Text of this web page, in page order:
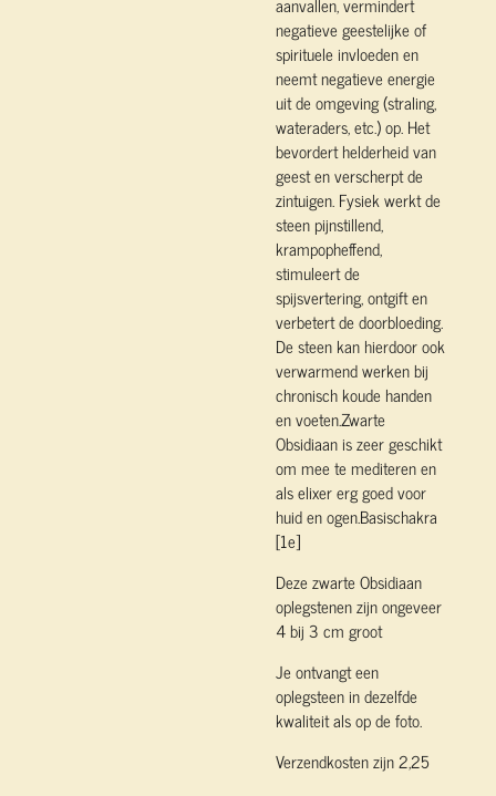
negatieve geestelijke of
spirituele invloeden en
neemt negatieve energie
uit de omgeving (straling,
wateraders, etc.) op. Het
bevordert helderheid van
geest en verscherpt de
zintuigen. Fysiek werkt de
steen pijnstillend,
krampopheffend,
stimuleert de
spijsvertering, ontgift en
verbetert de doorbloeding.
De steen kan hierdoor ook
verwarmend werken bij
chronisch koude handen
en voeten.Zwarte
Obsidiaan is zeer geschikt
om mee te mediteren en
als elixer erg goed voor
huid en ogen.Basischakra
[1e]
Deze zwarte Obsidiaan
oplegstenen zijn ongeveer
4 bij 3 cm groot
Je ontvangt een
oplegsteen in dezelfde
kwaliteit als op de foto.
Verzendkosten zijn 2,25